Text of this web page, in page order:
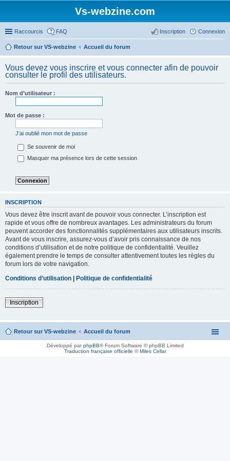
Vs-webzine.com
Raccourcis FAQ Connexion
Inscription
Retour sur VS-webzine Accueil du forum
Vous devez vous inscrire et vous connecter afin de pouvoir
consulter le profil des utilisateurs.
Nom d’utilisateur :
Mot de passe :
J’ai oublié mon mot de passe
Se souvenir de moi
Masquer ma présence lors de cette session
INSCRIPTION
Vous devez être inscrit avant de pouvoir vous connecter. L’inscription est
rapide et vous offre de nombreux avantages. Les administrateurs du forum
peuvent accorder des fonctionnalités supplémentaires aux utilisateurs inscrits.
Avant de vous inscrire, assurez-vous d’avoir pris connaissance de nos
conditions d’utilisation et de notre politique de confidentialité. Veuillez
également prendre le temps de consulter attentivement toutes les règles du
forum lors de votre navigation.
Conditions d’utilisation | Politique de confidentialité
Inscription
Retour sur VS-webzine Accueil du forum
Développé parphpBB® Forum Software © phpBB Limited
Traduction française officielle ©Miles Cellar